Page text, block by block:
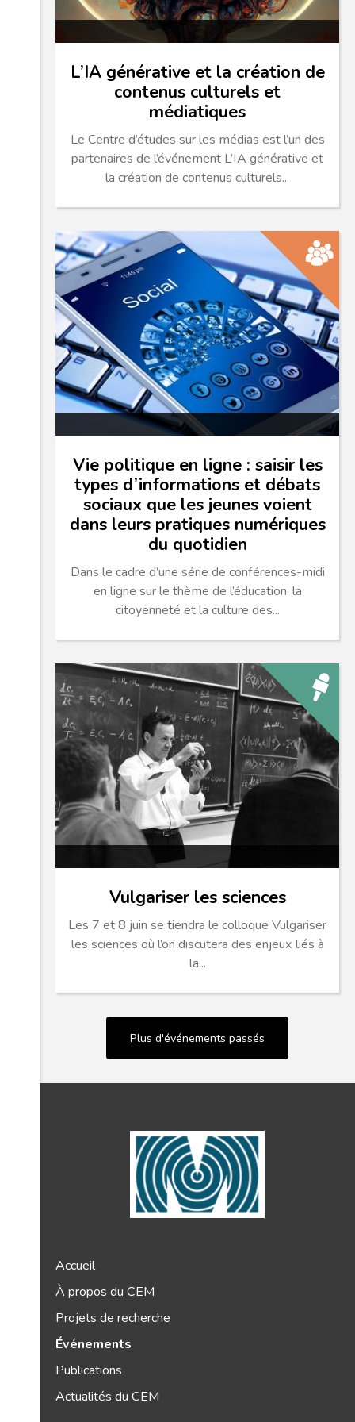
L’IA générative et la création de
contenus culturels et
médiatiques
Le Centre d’études sur les médias est l’un des
partenaires de l’événement L’IA générative et
la création de contenus culturels...
Vie politique en ligne : saisir les
types d’informations et débats
sociaux que les jeunes voient
dans leurs pratiques numériques
du quotidien
Dans le cadre d’une série de conférences-midi
en ligne sur le thème de l’éducation, la
citoyenneté et la culture des...
Vulgariser les sciences
Les 7 et 8 juin se tiendra le colloque Vulgariser
les sciences où l’on discutera des enjeux liés à
la...
Plus d'événements passés
Accueil
À propos du CEM
Projets de recherche
Événements
Publications
Actualités du CEM